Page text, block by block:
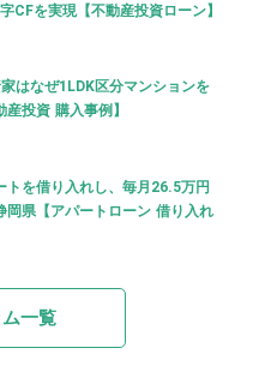
CFを実現【不動産投資ローン】
はなぜ1LDK区分マンションを
投資 購入事例】
トを借り入れし、毎月26.5万円
岡県【アパートローン 借り入れ
一覧